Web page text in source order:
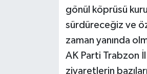
gönül köprüsü
sürdüreceğiz ve
zaman yanında
AK Parti Trabzon İl
ziyaretlerin